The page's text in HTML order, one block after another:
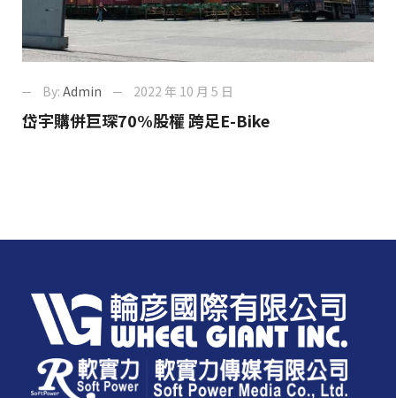
By: Admin 2022 年 10 月 5 日
岱宇購併巨琛70%股權 跨足E-Bike